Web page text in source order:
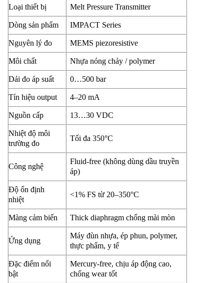
Loại thiết bị Melt Pressure Transmitter
Dòng sản phẩm IMPACT Series
Nguyên lý đo MEMS piezoresistive
Môi chất Nhựa nóng chảy / polymer
Dải đo áp suất 0…500 bar
Tín hiệu output 4–20 mA
Nguồn cấp 13…30 VDC
Nhiệt độ môi
trường đo
Tối đa 350°C
Công nghệ
Fluid-free (không dùng dầu truyền
áp)
Độ ổn định
nhiệt
<1% FS từ 20–350°C
Màng cảm biến Thick diaphragm chống mài mòn
Ứng dụng
Máy đùn nhựa, ép phun, polymer,
thực phẩm, y tế
Đặc điểm nổi
bật
Mercury-free, chịu áp động cao,
chống wear tốt